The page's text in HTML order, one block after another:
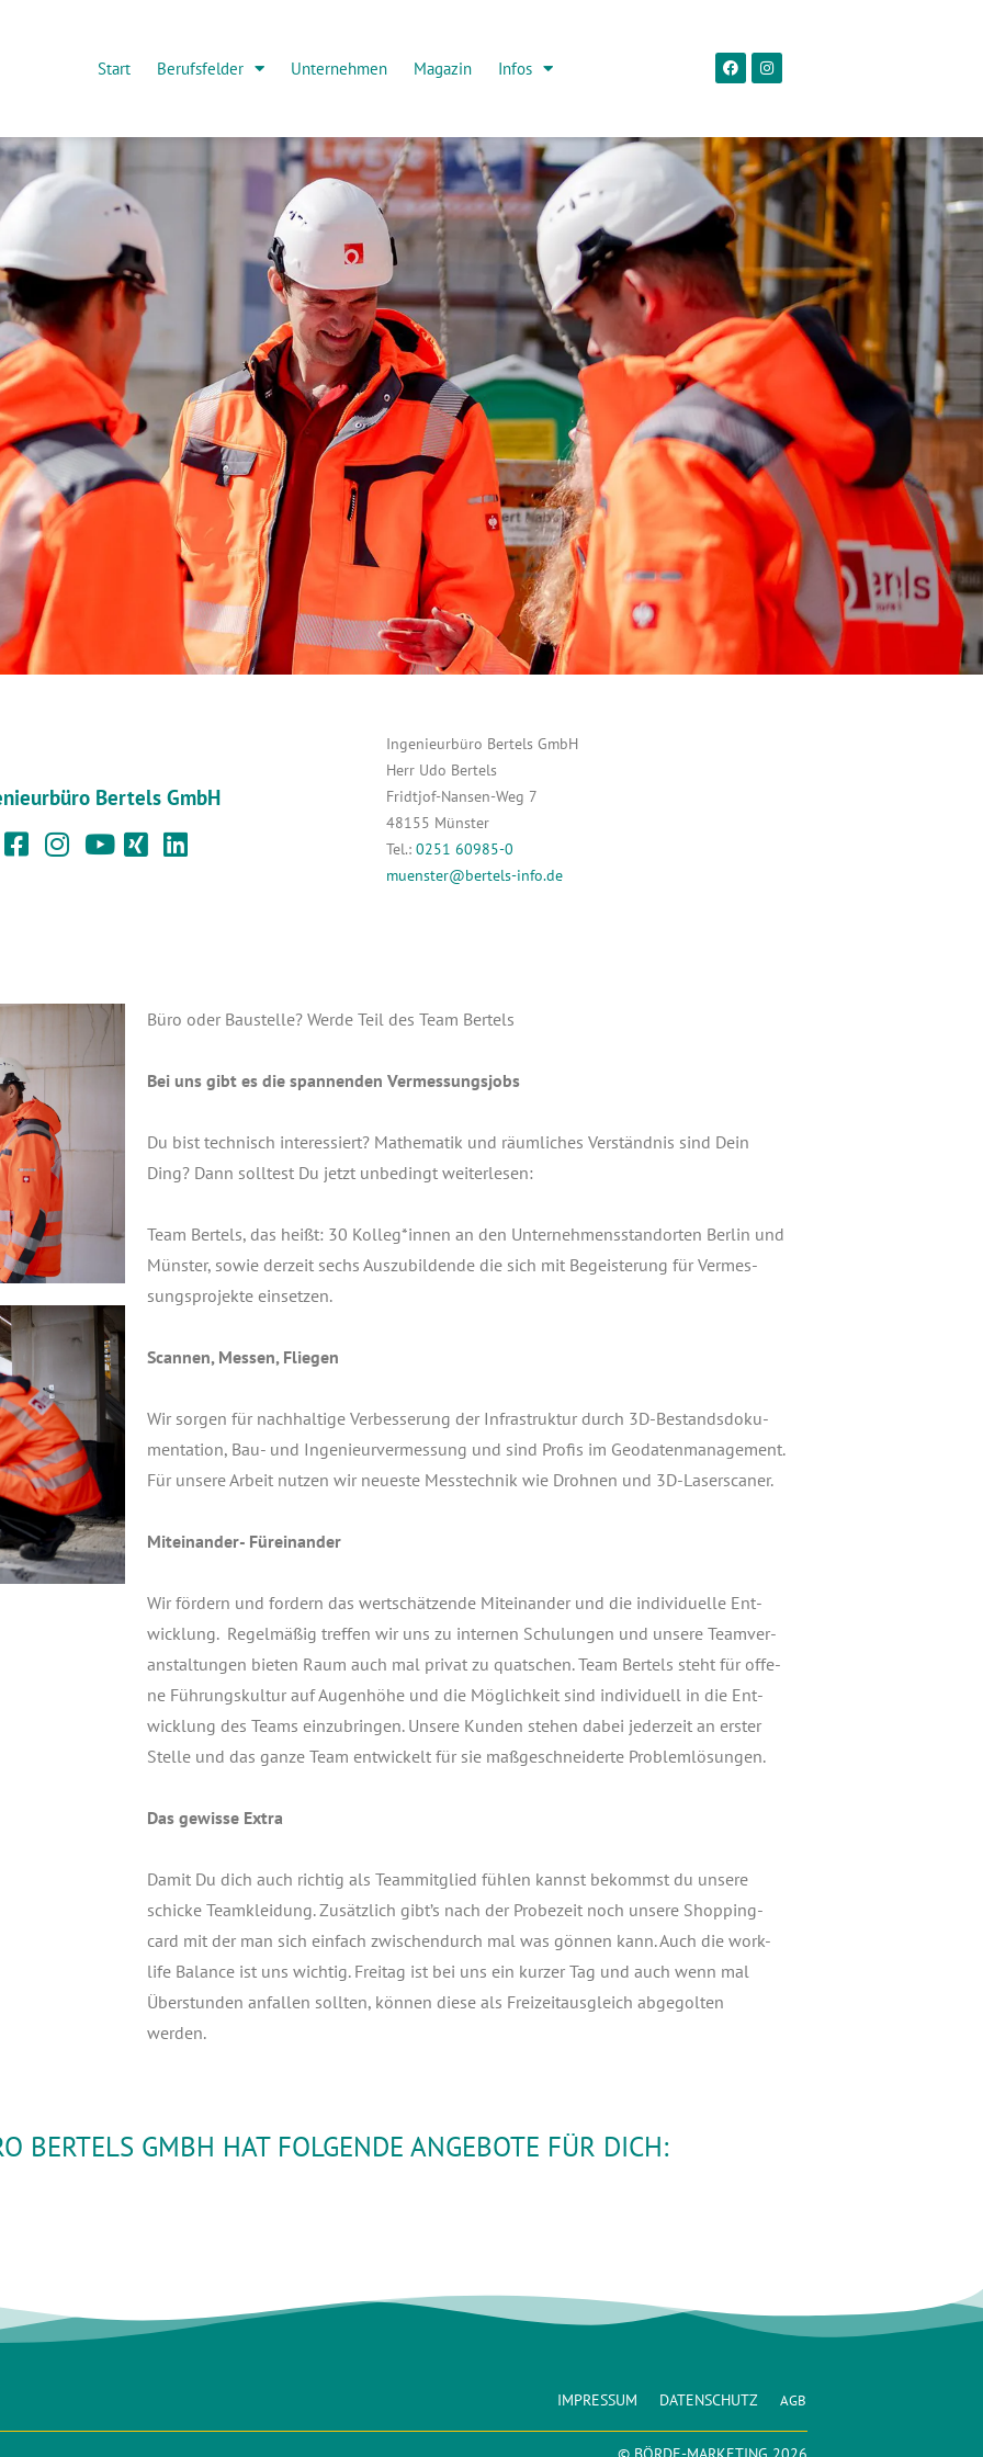
Start Berufsfelder Unternehmen Magazin Infos
Bertels GmbH
Ingenieurbüro Bertels GmbH
Herr Udo Bertels
Fridtjof-Nansen-Weg 7
48155 Münster
Tel.: 0251 60985-0
muenster@bertels-info.de
Büro oder Bau­stel­le? Wer­de Teil des Team Bertels
Bei uns gibt es die span­nen­den Vermessungsjobs
Du bist tech­nisch inter­es­siert? Mathe­ma­tik und räum­li­ches Ver­ständ­nis sind Dein
Ding? Dann soll­test Du jetzt unbe­dingt weiterlesen:
Team Ber­tels, das heißt: 30 Kolleg*innen an den Unter­neh­mens­stand­or­ten Ber­lin und
Müns­ter, sowie der­zeit sechs Aus­zu­bil­den­de die sich mit Begeis­te­rung für Ver­mes­
sungs­pro­jek­te einsetzen.
Scan­nen, Mes­sen, Flie­gen
Wir sor­gen für nach­hal­ti­ge Ver­bes­se­rung der Infra­struk­tur durch 3D-Bestands­do­ku­
men­ta­ti­on, Bau- und Inge­nieur­ver­mes­sung und sind Pro­fis im Geo­da­ten­ma­nage­ment.
Für unse­re Arbeit nut­zen wir neu­es­te Mess­tech­nik wie Droh­nen und 3D-Laserscaner.
Mit­ein­an­der- Füreinander
Wir för­dern und for­dern das wert­schät­zen­de Mit­ein­an­der und die indi­vi­du­el­le Ent­
wick­lung. Regel­mä­ßig tref­fen wir uns zu inter­nen Schu­lun­gen und unse­re Team­ver­
an­stal­tun­gen bie­ten Raum auch mal pri­vat zu quat­schen. Team Ber­tels steht für offe­
ne Füh­rungs­kul­tur auf Augen­hö­he und die Mög­lich­keit sind indi­vi­du­ell in die Ent­
wick­lung des Teams ein­zu­brin­gen. Unse­re Kun­den ste­hen dabei jeder­zeit an ers­ter
Stel­le und das gan­ze Team ent­wi­ckelt für sie maß­ge­schnei­der­te Problemlösungen.
Das gewis­se Extra
Damit Du dich auch rich­tig als Team­mit­glied füh­len kannst bekommst du unse­re
schi­cke Team­klei­dung. Zusätz­lich gibt’s nach der Pro­be­zeit noch unse­re Shop­ping­
card mit der man sich ein­fach zwi­schen­durch mal was gön­nen kann. Auch die work-
life Balan­ce ist uns wich­tig. Frei­tag ist bei uns ein kur­zer Tag und auch wenn mal
Über­stun­den anfal­len soll­ten, kön­nen die­se als Frei­zeit­aus­gleich abge­gol­ten
werden.
BERTELS GMBH HAT FOLGENDE ANGEBOTE FÜR DICH:
IMPRESSUM DATENSCHUTZ AGB